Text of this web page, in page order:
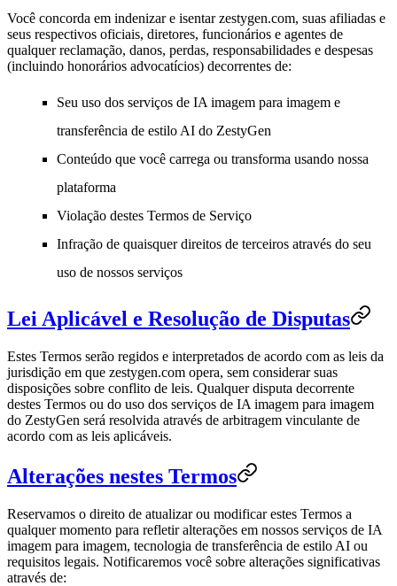
Você concorda em indenizar e isentar zestygen.com, suas afiliadas e
seus respectivos oficiais, diretores, funcionários e agentes de
qualquer reclamação, danos, perdas, responsabilidades e despesas
(incluindo honorários advocatícios) decorrentes de:
Seu uso dos serviços de IA imagem para imagem e
transferência de estilo AI do ZestyGen
Conteúdo que você carrega ou transforma usando nossa
plataforma
Violação destes Termos de Serviço
Infração de quaisquer direitos de terceiros através do seu
uso de nossos serviços
Lei Aplicável e Resolução de Disputas
Estes Termos serão regidos e interpretados de acordo com as leis da
jurisdição em que zestygen.com opera, sem considerar suas
disposições sobre conflito de leis. Qualquer disputa decorrente
destes Termos ou do uso dos serviços de IA imagem para imagem
do ZestyGen será resolvida através de arbitragem vinculante de
acordo com as leis aplicáveis.
Alterações nestes Termos
Reservamos o direito de atualizar ou modificar estes Termos a
qualquer momento para refletir alterações em nossos serviços de IA
imagem para imagem, tecnologia de transferência de estilo AI ou
requisitos legais. Notificaremos você sobre alterações significativas
através de: